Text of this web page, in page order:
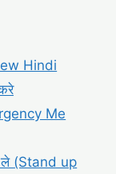
Hindi
Me
ले (Stand up